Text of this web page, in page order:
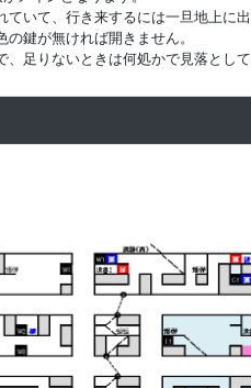
いて、行き来するには一旦地上に出
鍵が無ければ開きません。
足りないときは何処かで見落として